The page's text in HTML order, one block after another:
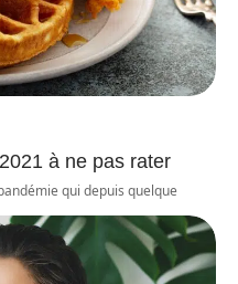
à ne pas rater
qui depuis quelque